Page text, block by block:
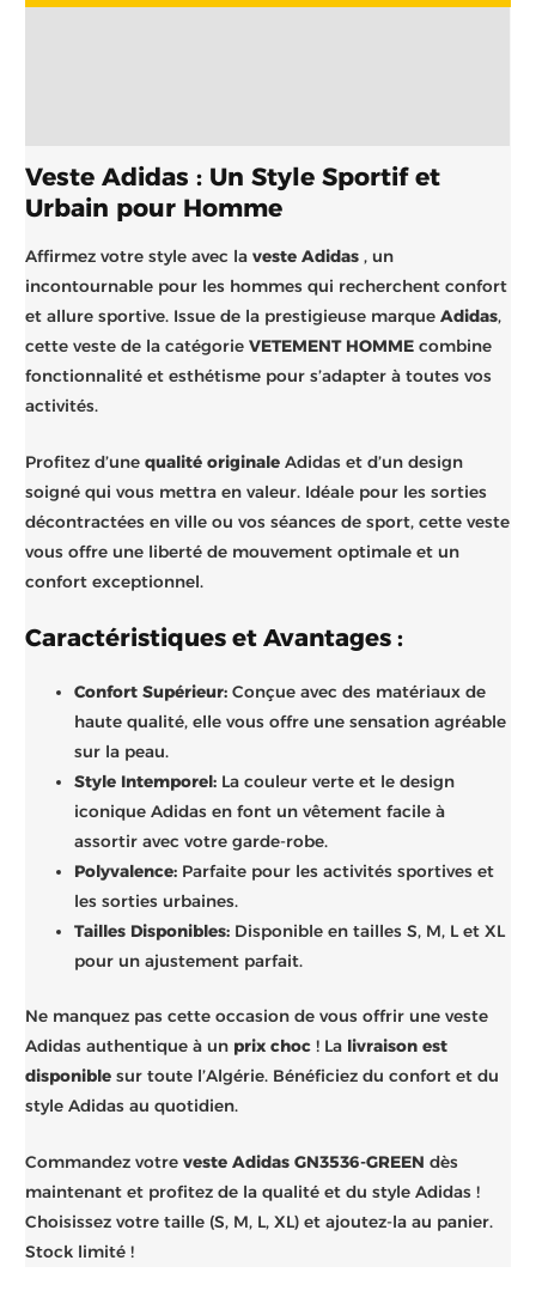
Veste Adidas : Un Style Sportif et
Urbain pour Homme
Affirmez votre style avec laveste Adidas, un
incontournable pour les hommes qui recherchent confort
et allure sportive. Issue de la prestigieuse marqueAdidas,
cette veste de la catégorieVETEMENT HOMME combine
fonctionnalité et esthétisme pour s’adapter à toutes vos
activités.
Profitez d’unequalité originale Adidas et d’un design
soigné qui vous mettra en valeur. Idéale pour les sorties
décontractées en ville ou vos séances de sport, cette veste
vous offre une liberté de mouvement optimale et un
confort exceptionnel.
Caractéristiques et Avantages :
Confort Supérieur: Conçue avec des matériaux de
haute qualité, elle vous offre une sensation agréable
sur la peau.
Style Intemporel: La couleur verte et le design
iconique Adidas en font un vêtement facile à
assortir avec votre garde-robe.
Polyvalence: Parfaite pour les activités sportives et
les sorties urbaines.
Tailles Disponibles: Disponible en tailles S, M, L et XL
pour un ajustement parfait.
Ne manquez pas cette occasion de vous offrir une veste
Adidas authentique à un prix choc ! La livraison est
disponible sur toute l’Algérie. Bénéficiez du confort et du
style Adidas au quotidien.
Commandez votreveste Adidas GN3536-GREEN dès
maintenant et profitez de la qualité et du style Adidas !
Choisissez votre taille (S, M, L, XL) et ajoutez-la au panier.
Stock limité !